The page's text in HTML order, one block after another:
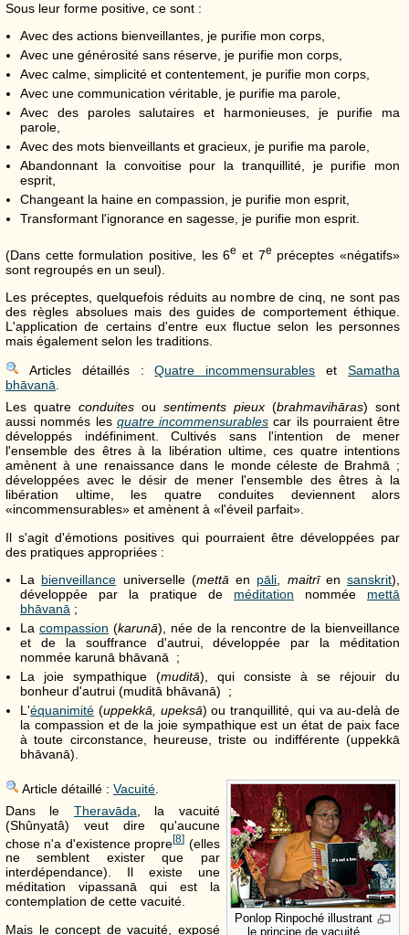
Sous leur forme positive, ce sont :
Avec des actions bienveillantes, je purifie mon corps,
Avec une générosité sans réserve, je purifie mon corps,
Avec calme, simplicité et contentement, je purifie mon corps,
Avec une communication véritable, je purifie ma parole,
Avec des paroles salutaires et harmonieuses, je purifie ma
parole,
Avec des mots bienveillants et gracieux, je purifie ma parole,
Abandonnant la convoitise pour la tranquillité, je purifie mon
esprit,
Changeant la haine en compassion, je purifie mon esprit,
Transformant l'ignorance en sagesse, je purifie mon esprit.
(Dans cette formulation positive, les 6e et 7e préceptes «négatifs»
sont regroupés en un seul).
Les préceptes, quelquefois réduits au nombre de cinq, ne sont pas
des règles absolues mais des guides de comportement éthique.
L'application de certains d'entre eux fluctue selon les personnes
mais également selon les traditions.
Articles détaillés :Quatre incommensurables etSamatha
bhāvanā.
Les quatre conduites ou sentiments pieux (brahmavihāras) sont
aussi nommés les quatre incommensurables car ils pourraient être
développés indéfiniment. Cultivés sans l'intention de mener
l'ensemble des êtres à la libération ultime, ces quatre intentions
amènent à une renaissance dans le monde céleste de Brahmā ;
développées avec le désir de mener l'ensemble des êtres à la
libération ultime, les quatre conduites deviennent alors
«incommensurables» et amènent à «l'éveil parfait».
Il s'agit d'émotions positives qui pourraient être développées par
des pratiques appropriées :
La bienveillance universelle (mettāen pāli, maitrīen sanskrit),
développée par la pratique de méditation nommée mettā
bhāvanā ;
La compassion (karunā), née de la rencontre de la bienveillance
et de la souffrance d'autrui, développée par la méditation
nommée karunā bhāvanā ;
La joie sympathique (muditā), qui consiste à se réjouir du
bonheur d'autrui (muditā bhāvanā) ;
L'équanimité (uppekkā, upeksā) ou tranquillité, qui va au-delà de
la compassion et de la joie sympathique est un état de paix face
à toute circonstance, heureuse, triste ou indifférente (uppekkā
bhāvanā).
Ponlop Rinpoché illustrant
le principe de vacuité
Article détaillé : Vacuité
Dans le Theravāda , la vacuité
(Shûnyatâ) veut dire qu'aucune
chose n'a d'existence propre[8] (elles
ne semblent exister que par
interdépendance). Il existe une
méditation vipassanā qui est la
contemplation de cette vacuité.
Mais le concept de vacuité, exposé